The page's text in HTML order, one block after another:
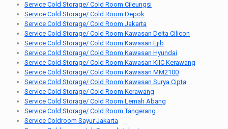
Service Cold Storage/ Cold Room Cileungsi
Service Cold Storage/ Cold Room Depok
Service Cold Storage/ Cold Room Jakarta
Service Cold Storage/ Cold Room Kawasan Delta Cilicon
Service Cold Storage/ Cold Room Kawasan Ejib
Service Cold Storage/ Cold Room Kawasan Hyundai
Service Cold Storage/ Cold Room Kawasan KIIC Kerawang
Service Cold Storage/ Cold Room Kawasan MM2100
Service Cold Storage/ Cold Room Kawasan Surya Cipta
Service Cold Storage/ Cold Room Kerawang
Service Cold Storage/ Cold Room Lemah Abang
Service Cold Storage/ Cold Room Tangerang
Service Coldroom Sayur Jakarta